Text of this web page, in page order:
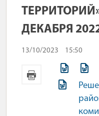
ДЕКАБРЯ
13/10/2023 15:50